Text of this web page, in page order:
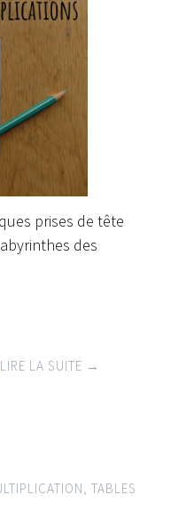
prises de tête
des
LIRE LA SUITE →
, TABLES